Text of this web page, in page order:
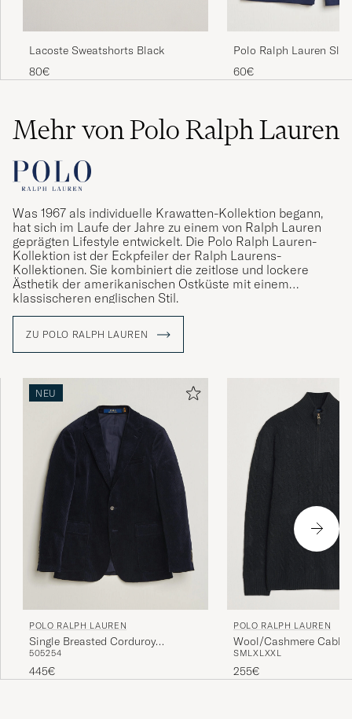
GEKAUFT AM AUF CAREOFCARL.DK
Lacoste Sweatshorts Black
80€
Polo Ralph Lauren
Navy
60€
Mehr von Polo Ralph Lauren
Was 1967 als individuelle Krawatten-Kollektion begann,
hat sich im Laufe der Jahre zu einem von Ralph Lauren
geprägten Lifestyle entwickelt. Die Polo Ralph Lauren-
Kollektion ist der Eckpfeiler der Ralph Laurens-
Kollektionen. Sie kombiniert die zeitlose und lockere
Ästhetik der amerikanischen Ostküste mit einem
klassischeren englischen Stil.
ZU POLO RALPH LAUREN
NEU
POLO RALPH LAUREN
Single Breasted Corduroy
Sportcoat Newport Navy
505254
445€
POLO RALPH LAUREN
Wool/Cashmere Cable
Polo Black
SMLXLXXL
255€